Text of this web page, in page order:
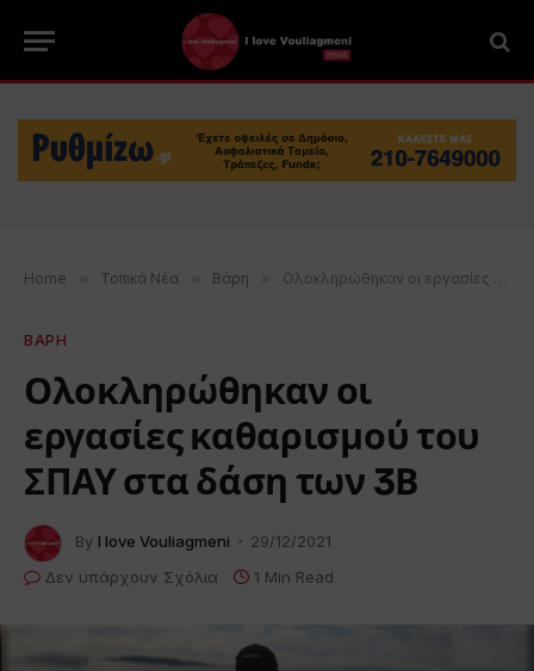
Home » Τοπικά Νέα » Βάρη » Ολοκληρώθηκαν οι εργασίες καθαρισμού του ΣΠΑΥ στα δάση των 3Β
ΒΑΡΗ
Ολοκληρώθηκαν οι
εργασίες καθαρισμού του
ΣΠΑΥ στα δάση των 3Β
By I love Vouliagmeni
29/12/2021
Δεν υπάρχουν Σχόλια
1 Min Read